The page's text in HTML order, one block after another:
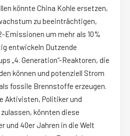
könnte China Kohle ersetzen,
zu beeinträchtigen,
Emissionen um mehr als 10%
entwickeln Dutzende
„4. Generation“-Reaktoren, die
können und potenziell Strom
fossile Brennstoffe erzeugen.
Aktivisten, Politiker und
könnten diese
und 40er Jahren in die Welt